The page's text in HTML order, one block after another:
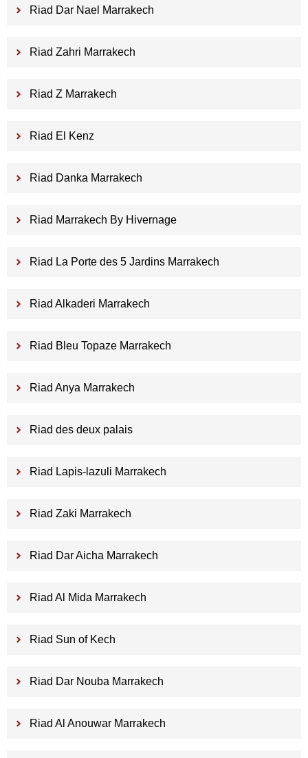
Riad Dar Nael Marrakech
Riad Zahri Marrakech
Riad Z Marrakech
Riad El Kenz
Riad Danka Marrakech
Riad Marrakech By Hivernage
Riad La Porte des 5 Jardins Marrakech
Riad Alkaderi Marrakech
Riad Bleu Topaze Marrakech
Riad Anya Marrakech
Riad des deux palais
Riad Lapis-lazuli Marrakech
Riad Zaki Marrakech
Riad Dar Aicha Marrakech
Riad Al Mida Marrakech
Riad Sun of Kech
Riad Dar Nouba Marrakech
Riad Al Anouwar Marrakech